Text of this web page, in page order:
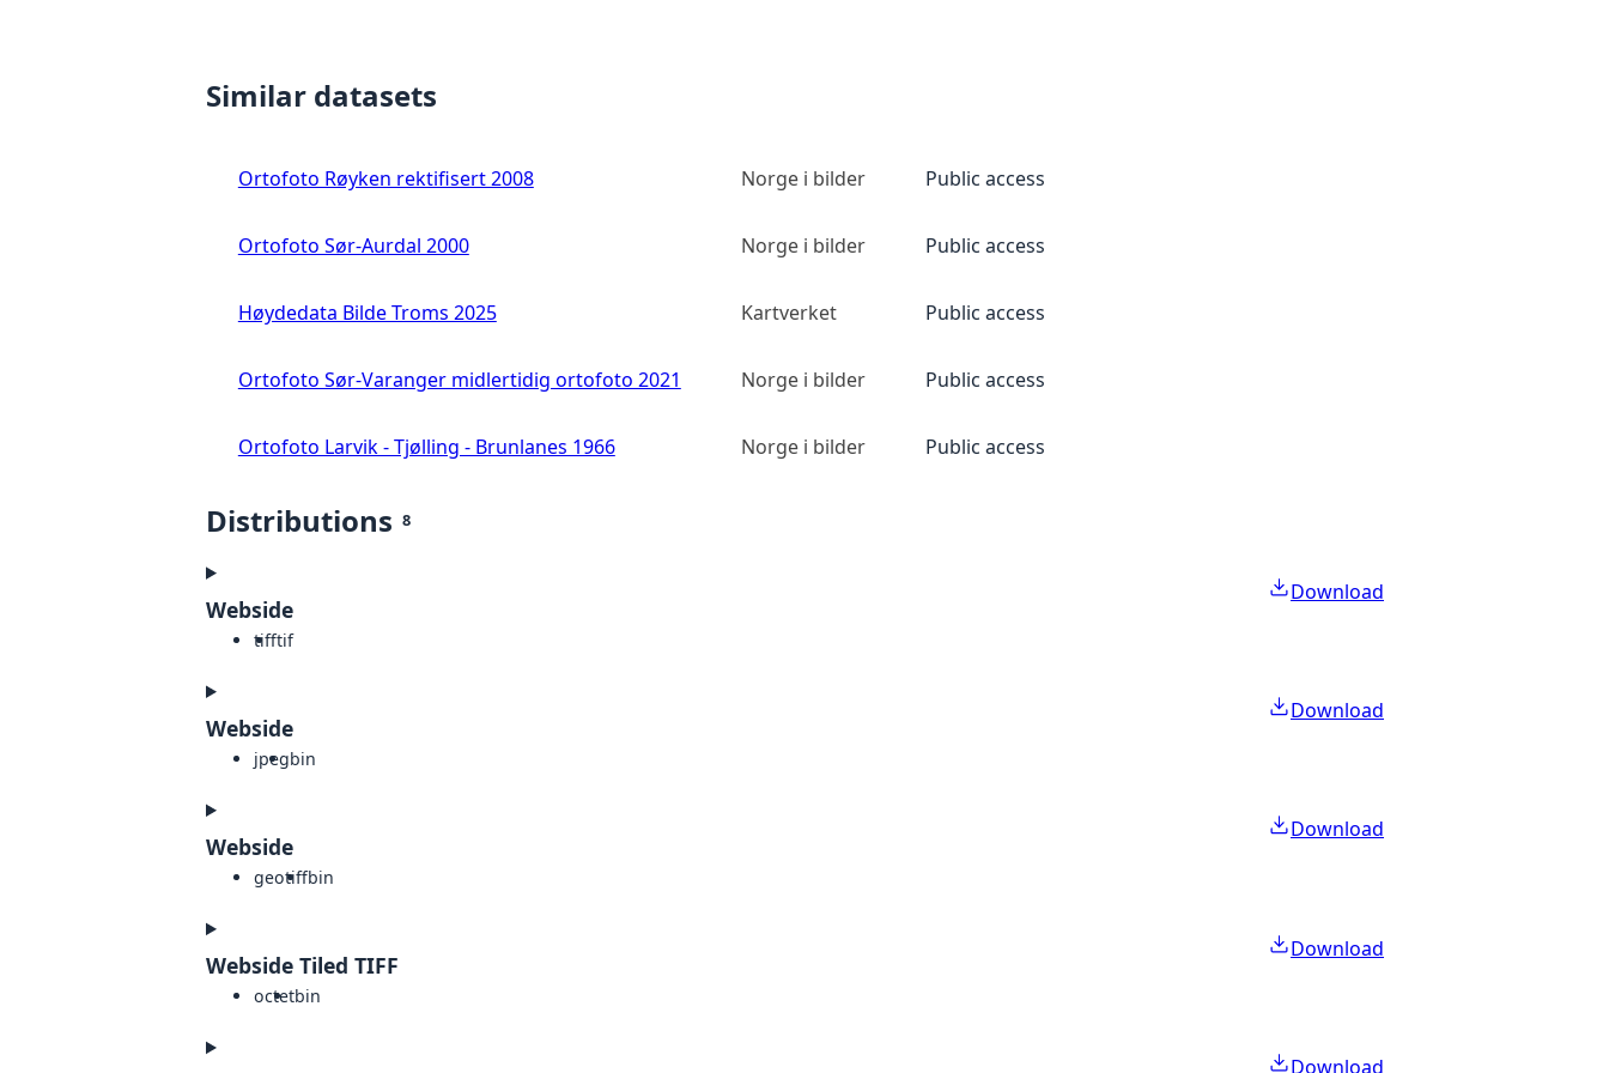
Similar datasets
Ortofoto Røyken rektifisert 2008 Norge i bilder Public access
Ortofoto Sør-Aurdal 2000 Norge i bilder Public access
Høydedata Bilde Troms 2025 Kartverket Public access
Ortofoto Sør-Varanger midlertidig ortofoto 2021 Norge i bilder Public access
Ortofoto Larvik - Tjølling - Brunlanes 1966 Norge i bilder Public access
Distributions 8
Webside
tifftif
Download
Webside
jpegbin
Download
Webside
geotiffbin
Download
Webside Tiled TIFF
octetbin
Download
Download